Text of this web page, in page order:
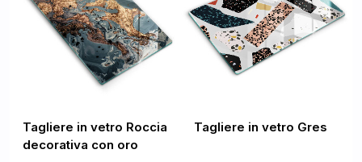
Tagliere in vetro Roccia
decorativa con oro
Tagliere in vetro Gres